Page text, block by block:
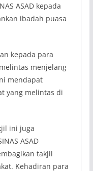
ASAD kepada
ibadah puasa
kepada para
menjelang
mendapat
yang melintas di
ini juga
ASAD
takjil
Kehadiran para